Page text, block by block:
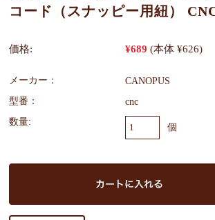
コード（スナッピー用紐）
価格: ¥689 (本体 ¥626)
メーカー：
CANOPUS
型番：
cnc
数量:
個